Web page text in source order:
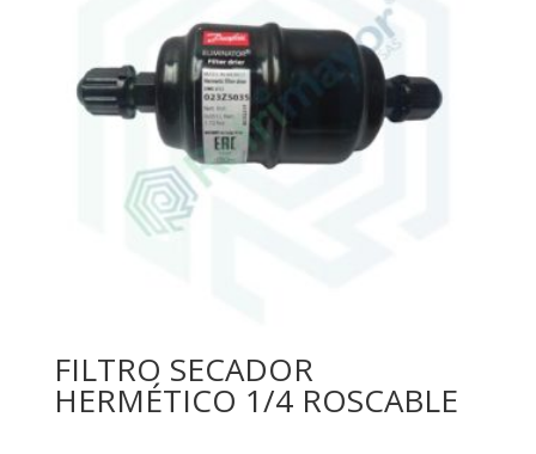
FILTRO SECADOR
HERMÉTICO 1/4 ROSCABLE